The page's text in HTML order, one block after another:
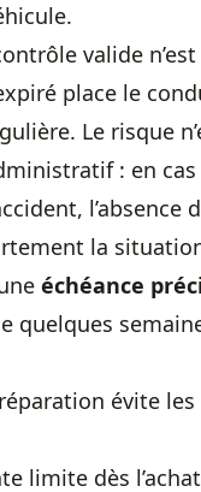
valide
place le
Le risque
: en
l’absence
la
échéance
quelques
évite les
limite dès